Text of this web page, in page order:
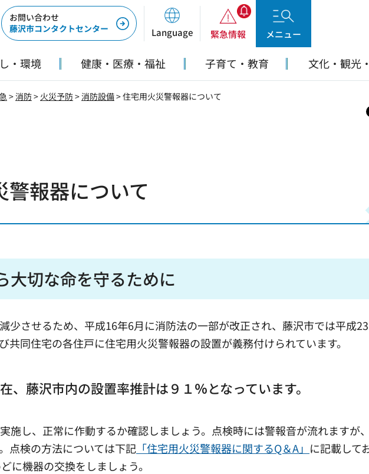
お問い合わせ
藤沢市コンタクトセンター
Language 緊急情報 メニュー
・環境 健康・医療・福祉 子育て・教育 文化・観光
>消防> 火災予防>消防設備> 住宅用火災警報器について
警報器について
大切な命を守るために
少させるため、平成16年6月に消防法の一部が改正され、藤沢市では平成
共同住宅の各住戸に住宅用火災警報器の設置が義務付けられています。
、藤沢市内の設置率推計は９１％となっています。
施し、正常に作動するか確認しましょう。点検時には警報音が流れますが
点検の方法については下記 「住宅用火災警報器に関するQ＆A」 に記載して
に機器の交換をしましょう。